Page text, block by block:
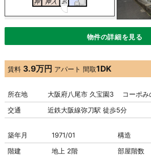
物件の詳細を見る
賃料 3.9万円 アパート 間取1DK
所在地
大阪府八尾市 久宝園3 コーポみ
交通
近鉄大阪線弥刀駅 徒歩5分
築年月 1971/01
構造
階建
地上 2階 部屋階数